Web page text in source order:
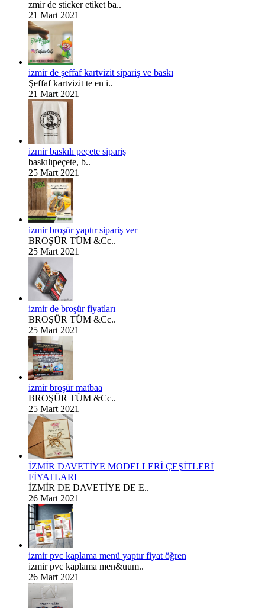
zmir de sticker etiket ba..
21 Mart 2021
izmir de şeffaf kartvizit sipariş ve baskı
Şeffaf kartvizit te en i..
21 Mart 2021
izmir baskılı peçete sipariş
baskılıpeçete, b..
25 Mart 2021
izmir broşür yaptır sipariş ver
BROŞÜR TÜM &Cc..
25 Mart 2021
izmir de broşür fiyatları
BROŞÜR TÜM &Cc..
25 Mart 2021
izmir broşür matbaa
BROŞÜR TÜM &Cc..
25 Mart 2021
İZMİR DAVETİYE MODELLERİ ÇEŞİTLERİ
FİYATLARI
İZMİR DE DAVETİYE DE E..
26 Mart 2021
izmir pvc kaplama menü yaptır fiyat öğren
izmir pvc kaplama men&uum..
26 Mart 2021